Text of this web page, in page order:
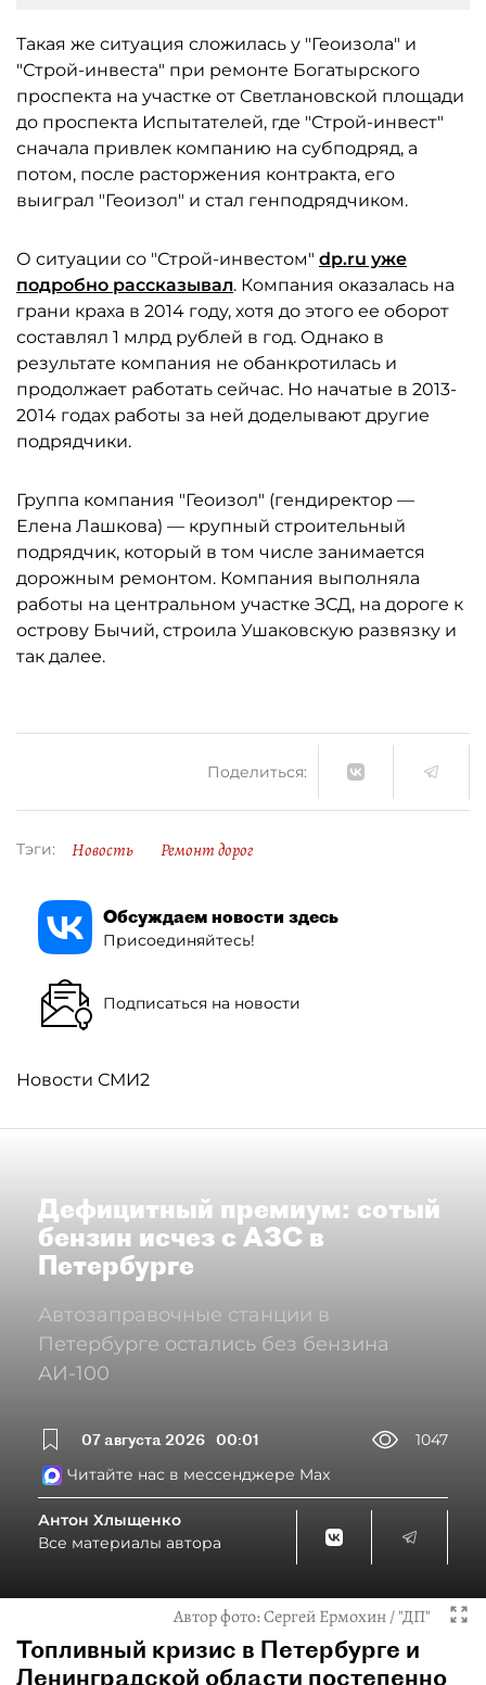
Такая же ситуация сложилась у "Геоизола" и
"Строй-инвеста" при ремонте Богатырского
проспекта на участке от Светлановской площади
до проспекта Испытателей, где "Строй-инвест"
сначала привлек компанию на субподряд, а
потом, после расторжения контракта, его
выиграл "Геоизол" и стал генподрядчиком.
О ситуации со "Строй-инвестом" dp.ru уже
подробно рассказывал. Компания оказалась на
грани краха в 2014 году, хотя до этого ее оборот
составлял 1 млрд рублей в год. Однако в
результате компания не обанкротилась и
продолжает работать сейчас. Но начатые в 2013-
2014 годах работы за ней доделывают другие
подрядчики.
Группа компания "Геоизол" (гендиректор —
Елена Лашкова) — крупный строительный
подрядчик, который в том числе занимается
дорожным ремонтом. Компания выполняла
работы на центральном участке ЗСД, на дороге к
острову Бычий, строила Ушаковскую развязку и
так далее.
Поделиться:
Тэги: Новость Ремонт дорог
Обсуждаем новости здесь
Присоединяйтесь!
Подписаться на новости
Новости СМИ2
Дефицитный премиум: сотый
бензин исчез с АЗС в
Петербурге
Автозаправочные станции в
Петербурге остались без бензина
АИ-100
07 августа 2026 00:01
1047
Читайте нас в мессенджере Max
Антон Хлыщенко
Все материалы автора
Автор фото:Сергей Ермохин / "ДП"
Топливный кризис в Петербурге и
Ленинградской области постепенно